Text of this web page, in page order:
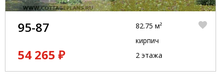
95-87
54 265 ₽
82.75 м²
кирпич
2 этажа